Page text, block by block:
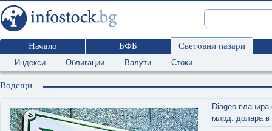
Начало БФБ Световни пазари
Индекси Облигации Валути Стоки
Водещи
Diageo
млрд. долара в